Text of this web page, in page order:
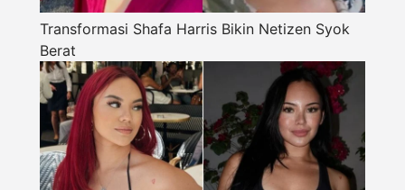
Transformasi Shafa Harris Bikin Netizen Syok
Berat